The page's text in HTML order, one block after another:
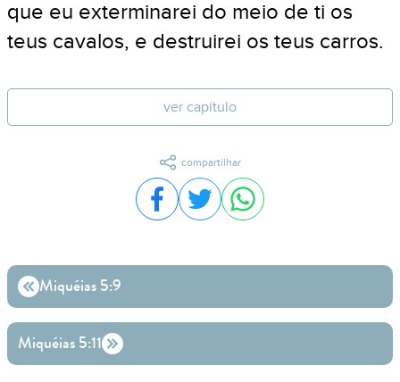
que eu exterminarei do meio de ti os
teus cavalos, e destruirei os teus carros.
ver capítulo
compartilhar
Compartilhar no Facebook
Compartilhar no Twitter
Compartilhar no
Miquéias 5:9
Miquéias 5:11